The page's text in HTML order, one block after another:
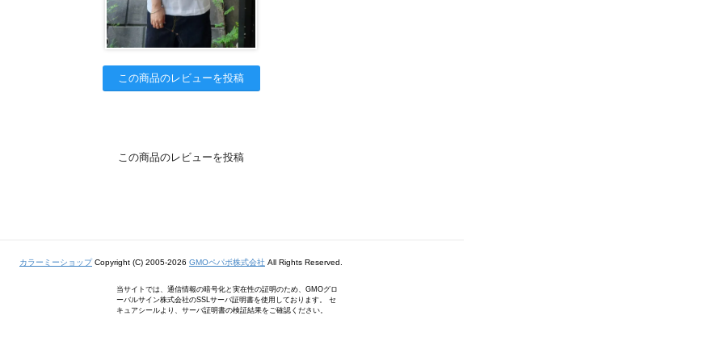
この商品のレビューを投稿
この商品のレビューを投稿
カラーミーショップCopyright (C) 2005-2026 GMOペパボ株式会社 All Rights Reserved.
当サイトでは、通信情報の暗号化と実在性の証明のため、GMOグロ
ーバルサイン株式会社のSSLサーバ証明書を使用しております。 セ
キュアシールより、サーバ証明書の検証結果をご確認ください。